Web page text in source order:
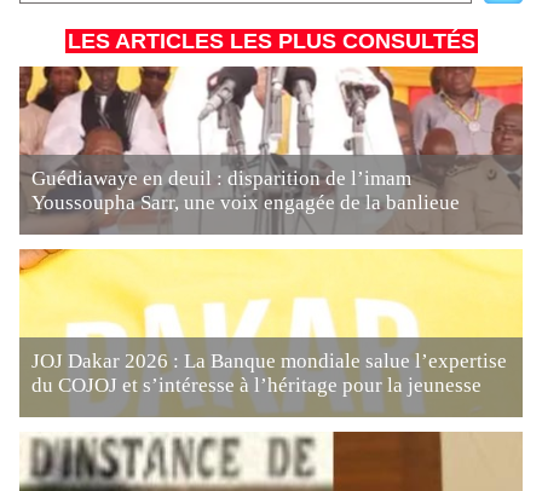
LES ARTICLES LES PLUS CONSULTÉS
Guédiawaye en deuil : disparition de l’imam
Youssoupha Sarr, une voix engagée de la banlieue
JOJ Dakar 2026 : La Banque mondiale salue l’expertise
du COJOJ et s’intéresse à l’héritage pour la jeunesse